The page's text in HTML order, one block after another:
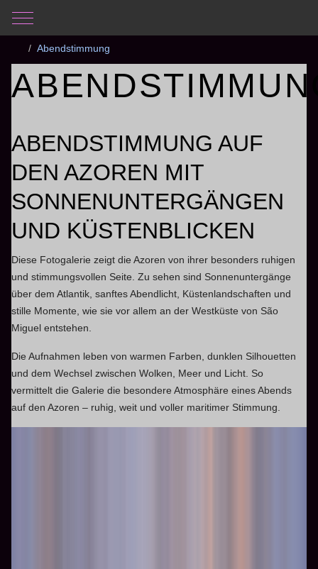
Mobile Menu Toggle
Aktuelle Seite:
Abendstimmung
ABENDSTIMMUNG AUF
DEN AZOREN MIT
SONNENUNTERGÄNGEN
UND KÜSTENBLICKEN
Diese Fotogalerie zeigt die Azoren von ihrer besonders ruhigen
und stimmungsvollen Seite. Zu sehen sind Sonnenuntergänge
über dem Atlantik, sanftes Abendlicht, Küstenlandschaften und
stille Momente, wie sie vor allem an der Westküste von São
Miguel entstehen.
Die Aufnahmen leben von warmen Farben, dunklen Silhouetten
und dem Wechsel zwischen Wolken, Meer und Licht. So
vermittelt die Galerie die besondere Atmosphäre eines Abends
auf den Azoren – ruhig, weit und voller maritimer Stimmung.